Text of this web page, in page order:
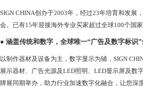
SIGN CHINA创办于2003年，经过23年培育和发展
会。已有15年迎接海外专业买家超过全球100个国
● 涵盖传统和数字， 全球唯一“广告及数字标识
以制作器材及设备为主，数字显示为辅， SIGN
展示器材、广告光源及LED照明、LED显示屏及数
牌展同期举办，助力行业加速数字化融合，让您深